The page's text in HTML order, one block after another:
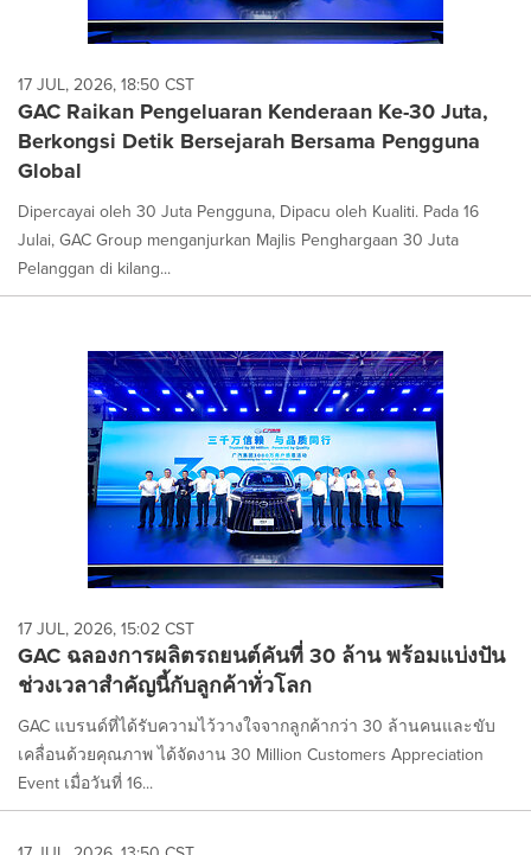
17 JUL, 2026, 18:50 CST
GAC Raikan Pengeluaran Kenderaan Ke-30 Juta,
Berkongsi Detik Bersejarah Bersama Pengguna
Global
Dipercayai oleh 30 Juta Pengguna, Dipacu oleh Kualiti. Pada 16
Julai, GAC Group menganjurkan Majlis Penghargaan 30 Juta
Pelanggan di kilang...
17 JUL, 2026, 15:02 CST
GAC ฉลองการผลิตรถยนต์คันที่ 30 ล้าน พร้อมแบ่งปัน
ช่วงเวลาสำคัญนี้กับลูกค้าทั่วโลก
GAC แบรนด์ที่ได้รับความไว้วางใจจากลูกค้ากว่า 30 ล้านคนและขับ
เคลื่อนด้วยคุณภาพ ได้จัดงาน 30 Million Customers Appreciation
Event เมื่อวันที่ 16...